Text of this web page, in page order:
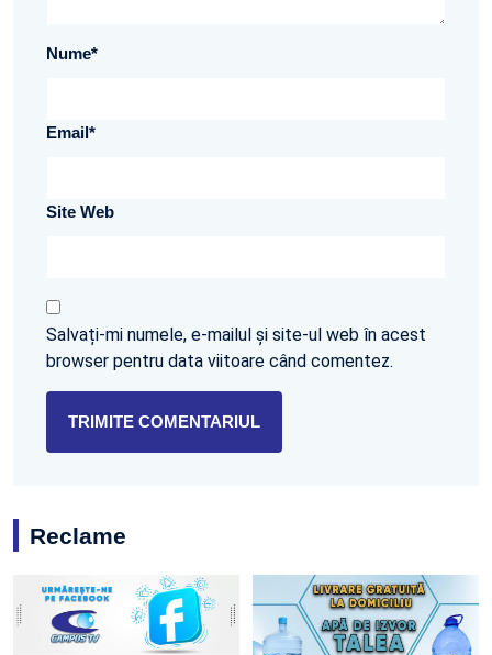
Nume*
Email*
Site Web
Salvați-mi numele, e-mailul și site-ul web în acest
browser pentru data viitoare când comentez.
Reclame